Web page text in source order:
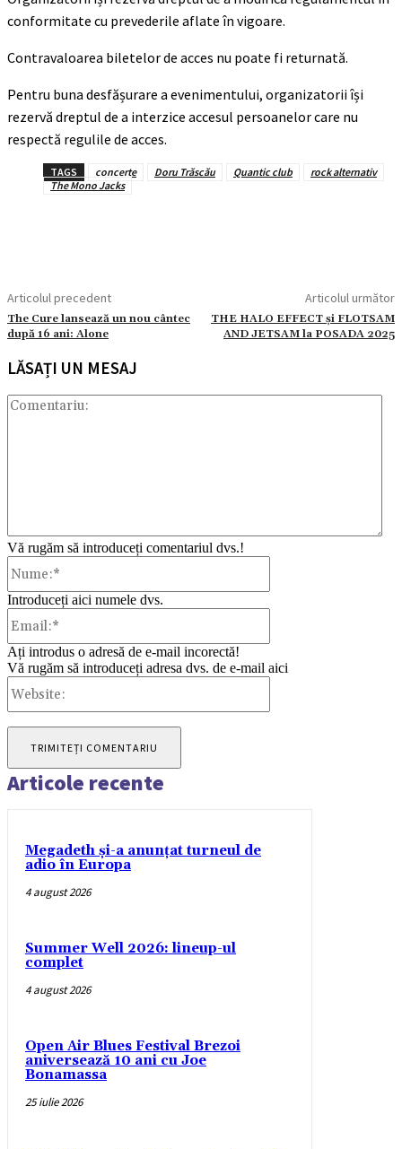
conformitate cu prevederile aflate în vigoare.
Contravaloarea biletelor de acces nu poate fi returnată.
Pentru buna desfășurare a evenimentului, organizatorii își
rezervă dreptul de a interzice accesul persoanelor care nu
respectă regulile de acces.
TAGS concerte Doru Trăscău Quantic club
rock alternativ
The Mono Jacks
Articolul precedent
The Cure lansează un nou cântec
după 16 ani: Alone
Articolul următor
THE HALO EFFECT și FLOTSAM
AND JETSAM la POSADA 2025
LĂSAȚI UN MESAJ
Vă rugăm să introduceți comentariul dvs.!
Introduceți aici numele dvs.
Ați introdus o adresă de e-mail incorectă!
Vă rugăm să introduceți adresa dvs. de e-mail aici
Articole recente
Megadeth și-a anunțat turneul de
adio în Europa
4 august 2026
Summer Well 2026: lineup-ul
complet
4 august 2026
Open Air Blues Festival Brezoi
aniversează 10 ani cu Joe
Bonamassa
25 iulie 2026